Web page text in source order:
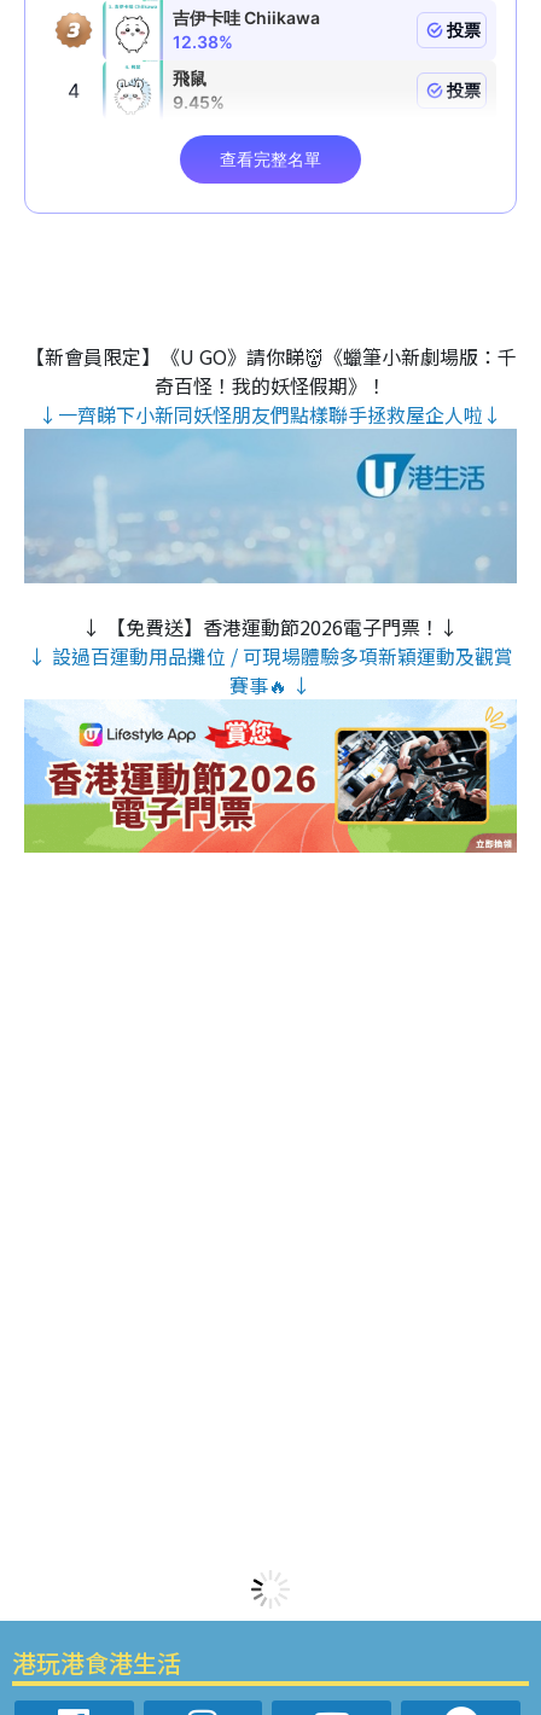
【新會員限定】《U GO》請你睇👹《蠟筆小新劇場版：千
奇百怪！我的妖怪假期》！
↓一齊睇下小新同妖怪朋友們點樣聯手拯救屋企人啦↓
↓ 【免費送】香港運動節2026電子門票！↓
↓ 設過百運動用品攤位 / 可現場體驗多項新穎運動及觀賞
賽事🔥 ↓
港玩港食港生活